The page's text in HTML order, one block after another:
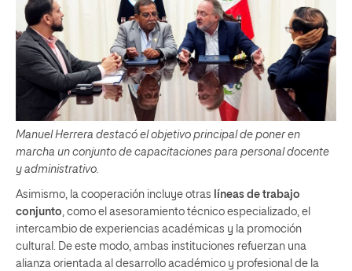
Manuel Herrera destacó el objetivo principal de poner en
marcha un conjunto de capacitaciones para personal docente
y administrativo.
Asimismo, la cooperación incluye otras
líneas de trabajo
conjunto, como el asesoramiento técnico especializado, el
intercambio de experiencias académicas y la promoción
cultural. De este modo, ambas instituciones refuerzan una
alianza orientada al desarrollo académico y profesional de la